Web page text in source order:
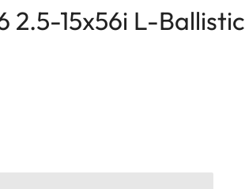
2.5-15x56i L-Ballistic